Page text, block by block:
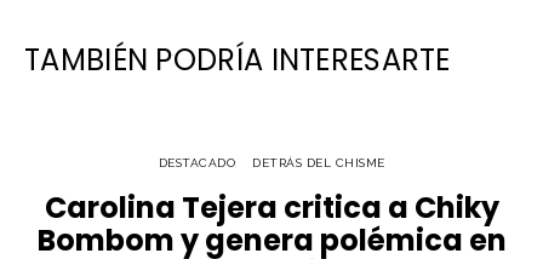
TAMBIÉN PODRÍA INTERESARTE
DESTACADO DETRÁS DEL CHISME
Carolina Tejera critica a Chiky
Bombom y genera polémica en